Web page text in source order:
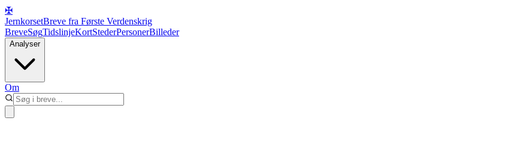
✠
JernkorsetBreve fra Første Verdenskrig
BreveSøgTidslinjeKortStederPersonerBilleder
Analyser
Om